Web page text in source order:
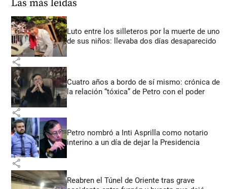
Las más leídas
Luto entre los silleteros por la muerte de uno
de sus niños: llevaba dos días desaparecido
share
Cuatro años a bordo de sí mismo: crónica de
la relación “tóxica” de Petro con el poder
share
Petro nombró a Inti Asprilla como notario
interino a un día de dejar la Presidencia
share
Reabren el Túnel de Oriente tras grave